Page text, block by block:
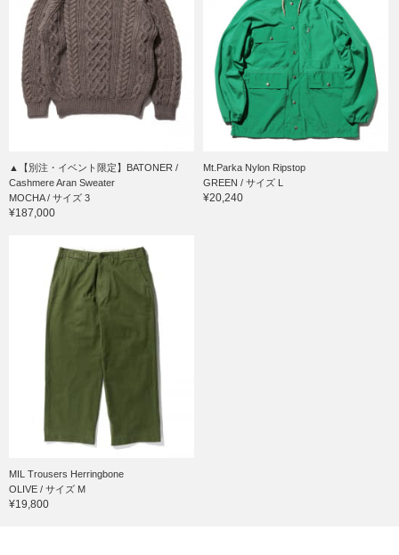
▲【別注・イベント限定】BATONER /
Cashmere Aran Sweater
MOCHA / サイズ 3
¥187,000
Mt.Parka Nylon Ripstop
GREEN / サイズ L
¥20,240
MIL Trousers Herringbone
OLIVE / サイズ M
¥19,800